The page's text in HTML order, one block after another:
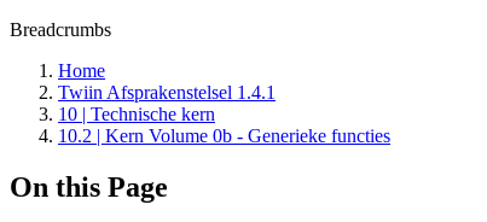
Breadcrumbs
Home
Twiin Afsprakenstelsel 1.4.1
10 | Technische kern
10.2 | Kern Volume 0b - Generieke functies
On this Page